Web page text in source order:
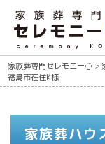
家族葬専門セレモニー心 >
徳島市在住K様
家族葬ハウ